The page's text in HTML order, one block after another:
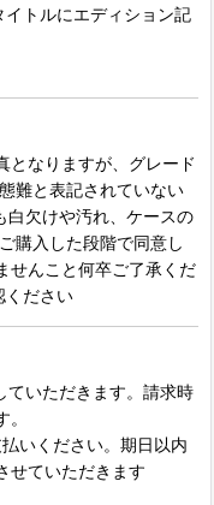
トルにエディション記
となりますが、グレード
難と表記されていない
白欠けや汚れ、ケースの
購入した段階で同意し
せんこと何卒ご了承くだ
ください
いただきます。請求時
いください。期日以内
せていただきます